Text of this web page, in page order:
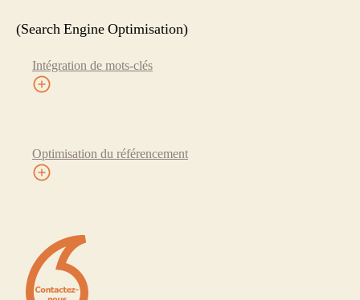
(Search Engine Optimisation)
Intégration de mots-clés
Optimisation du référencement